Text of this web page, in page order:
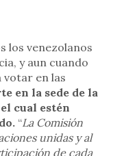
los venezolanos
y aun cuando
votar en las
en la sede de la
cual estén
“La Comisión
unidas y al
de cada